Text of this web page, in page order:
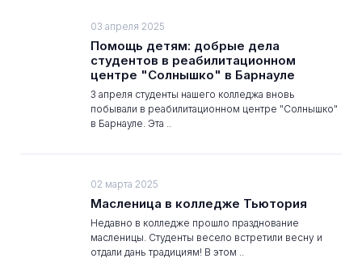
03 апреля 2025
Помощь детям: добрые дела
студентов в реабилитационном
центре "Солнышко" в Барнауле
3 апреля студенты нашего колледжа вновь
побывали в реабилитационном центре "Солнышко"
в Барнауле. Эта ..
02 марта 2025
Масленица в колледже Тьютория
Недавно в колледже прошло празднование
масленицы. Студенты весело встретили весну и
отдали дань традициям! В этом ..